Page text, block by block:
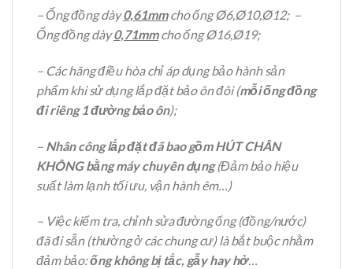
– Ống đồng dày0,61mmcho ống Ø6,Ø10,Ø12; –
Ống đồng dày0,71mmcho ống Ø16,Ø19;
– Các hãng điều hòa chỉ áp dụng bảo hành sản
phẩm khi sử dụng lắp đặt bảo ôn đôi (mỗi ống đồng
đi riêng 1 đường bảo ôn);
– Nhân công lắp đặt đã bao gồm HÚT CHÂN
KHÔNG bằng máy chuyên dụng(Đảm bảo hiệu
suất làm lạnh tối ưu, vận hành êm…)
– Việc kiểm tra, chỉnh sửa đường ống (đồng/nước)
đã đi sẵn (thường ở các chung cư) là bắt buộc nhằm
đảm bảo:ống không bị tắc, gẫy hay hở…